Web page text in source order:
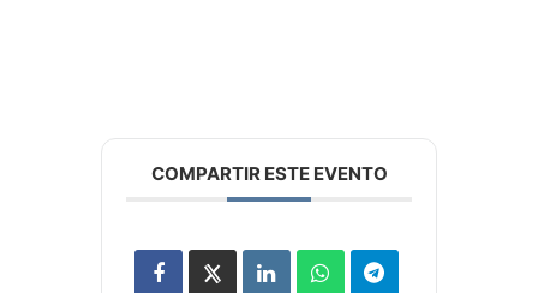
COMPARTIR ESTE EVENTO